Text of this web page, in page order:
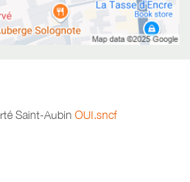
Saint-Aubin OUI.sncf